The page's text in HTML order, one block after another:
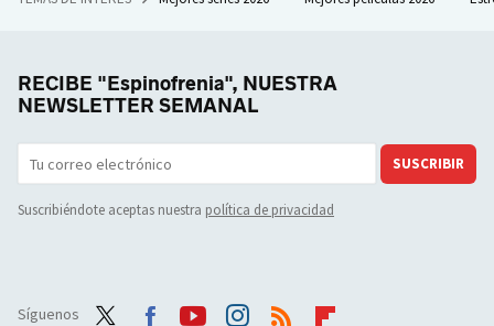
RECIBE "Espinofrenia", NUESTRA
NEWSLETTER SEMANAL
SUSCRIBIR
Suscribiéndote aceptas nuestra política de privacidad
Síguenos